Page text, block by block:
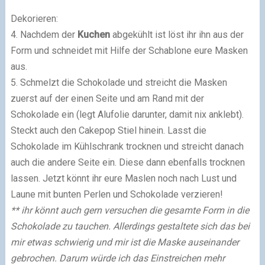
Dekorieren:
4. Nachdem der Kuchenabgekühlt ist löst ihr ihn aus der
Form und schneidet mit Hilfe der Schablone eure Masken
aus.
5. Schmelzt die Schokolade und streicht die Masken
zuerst auf der einen Seite und am Rand mit der
Schokolade ein (legt Alufolie darunter, damit nix anklebt).
Steckt auch den Cakepop Stiel hinein. Lasst die
Schokolade im Kühlschrank trocknen und streicht danach
auch die andere Seite ein. Diese dann ebenfalls trocknen
lassen. Jetzt könnt ihr eure Maslen noch nach Lust und
Laune mit bunten Perlen und Schokolade verzieren!
** ihr könnt auch gern versuchen die gesamte Form in die
Schokolade zu tauchen. Allerdings gestaltete sich das bei
mir etwas schwierig und mir ist die Maske auseinander
gebrochen. Darum würde ich das Einstreichen mehr